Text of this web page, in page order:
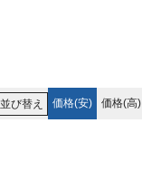
並び替え 価格(安) 価格(高)